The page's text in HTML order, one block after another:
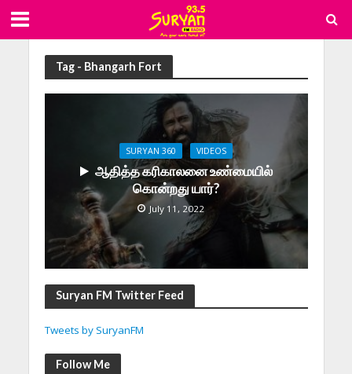
Tag - Bhangarh Fort
SURYAN 360 VIDEOS
ஆதித்த கரிகாலனை உண்மையில்
கொன்றது யார்?
July 11, 2022
Suryan FM Twitter Feed
Tweets by SuryanFM
Follow Me